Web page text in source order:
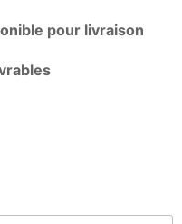
pour livraison